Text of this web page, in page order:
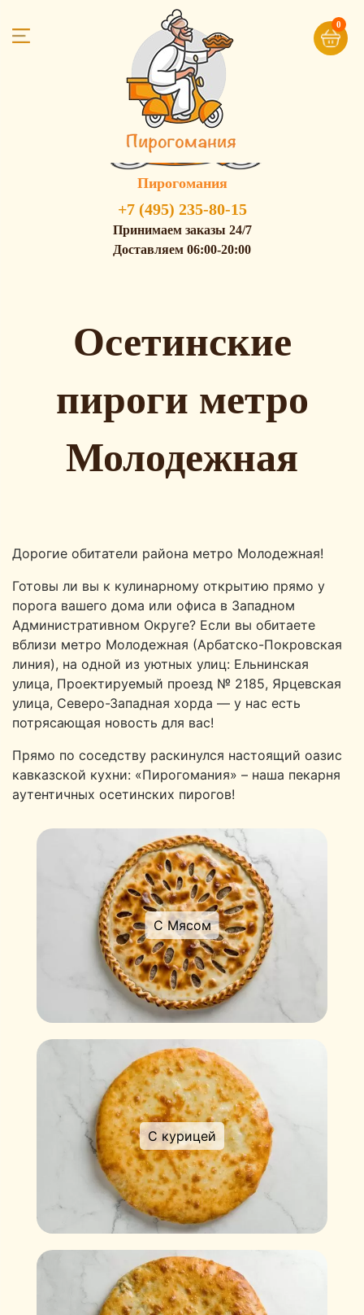
Пирогомания
+7 (495) 235-80-15
Принимаем заказы 24/7
Доставляем 06:00-20:00
Осетинские
пироги метро
Молодежная
Дорогие обитатели района метро Молодежная!
Готовы ли вы к кулинарному открытию прямо у
порога вашего дома или офиса в Западном
Административном Округе? Если вы обитаете
вблизи метро Молодежная (Арбатско-Покровская
линия), на одной из уютных улиц: Ельнинская
улица, Проектируемый проезд № 2185, Ярцевская
улица, Северо-Западная хорда — у нас есть
потрясающая новость для вас!
Прямо по соседству раскинулся настоящий оазис
кавказской кухни: «Пирогомания» – наша пекарня
аутентичных осетинских пирогов!
С Мясом
С курицей
0